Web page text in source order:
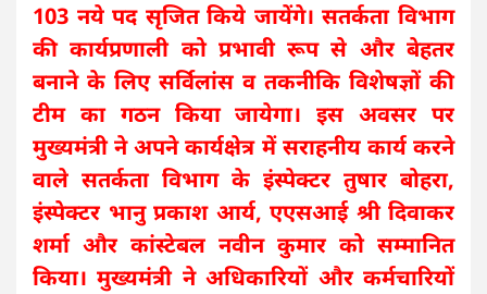
103 नये पद सृजित किये जायेंगे। सतर्कता विभाग
की कार्यप्रणाली को प्रभावी रूप से और बेहतर
बनाने के लिए सर्विलांस व तकनीकि विशेषज्ञों की
टीम का गठन किया जायेगा। इस अवसर पर
मुख्यमंत्री ने अपने कार्यक्षेत्र में सराहनीय कार्य करने
वाले सतर्कता विभाग के इंस्पेक्टर तुषार बोहरा,
इंस्पेक्टर भानु प्रकाश आर्य, एएसआई श्री दिवाकर
शर्मा और कांस्टेबल नवीन कुमार को सम्मानित
किया। मुख्यमंत्री ने अधिकारियों और कर्मचारियों